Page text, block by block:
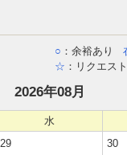
○ ：余裕あり
☆ ：リクエス
2026年08月
水
29 30